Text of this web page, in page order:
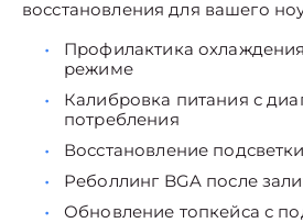
восстановления для вашего
Профилактика охлаждения
режиме
Калибровка питания с
потребления
Восстановление
Реболлинг BGA после
Обновление топкейса с